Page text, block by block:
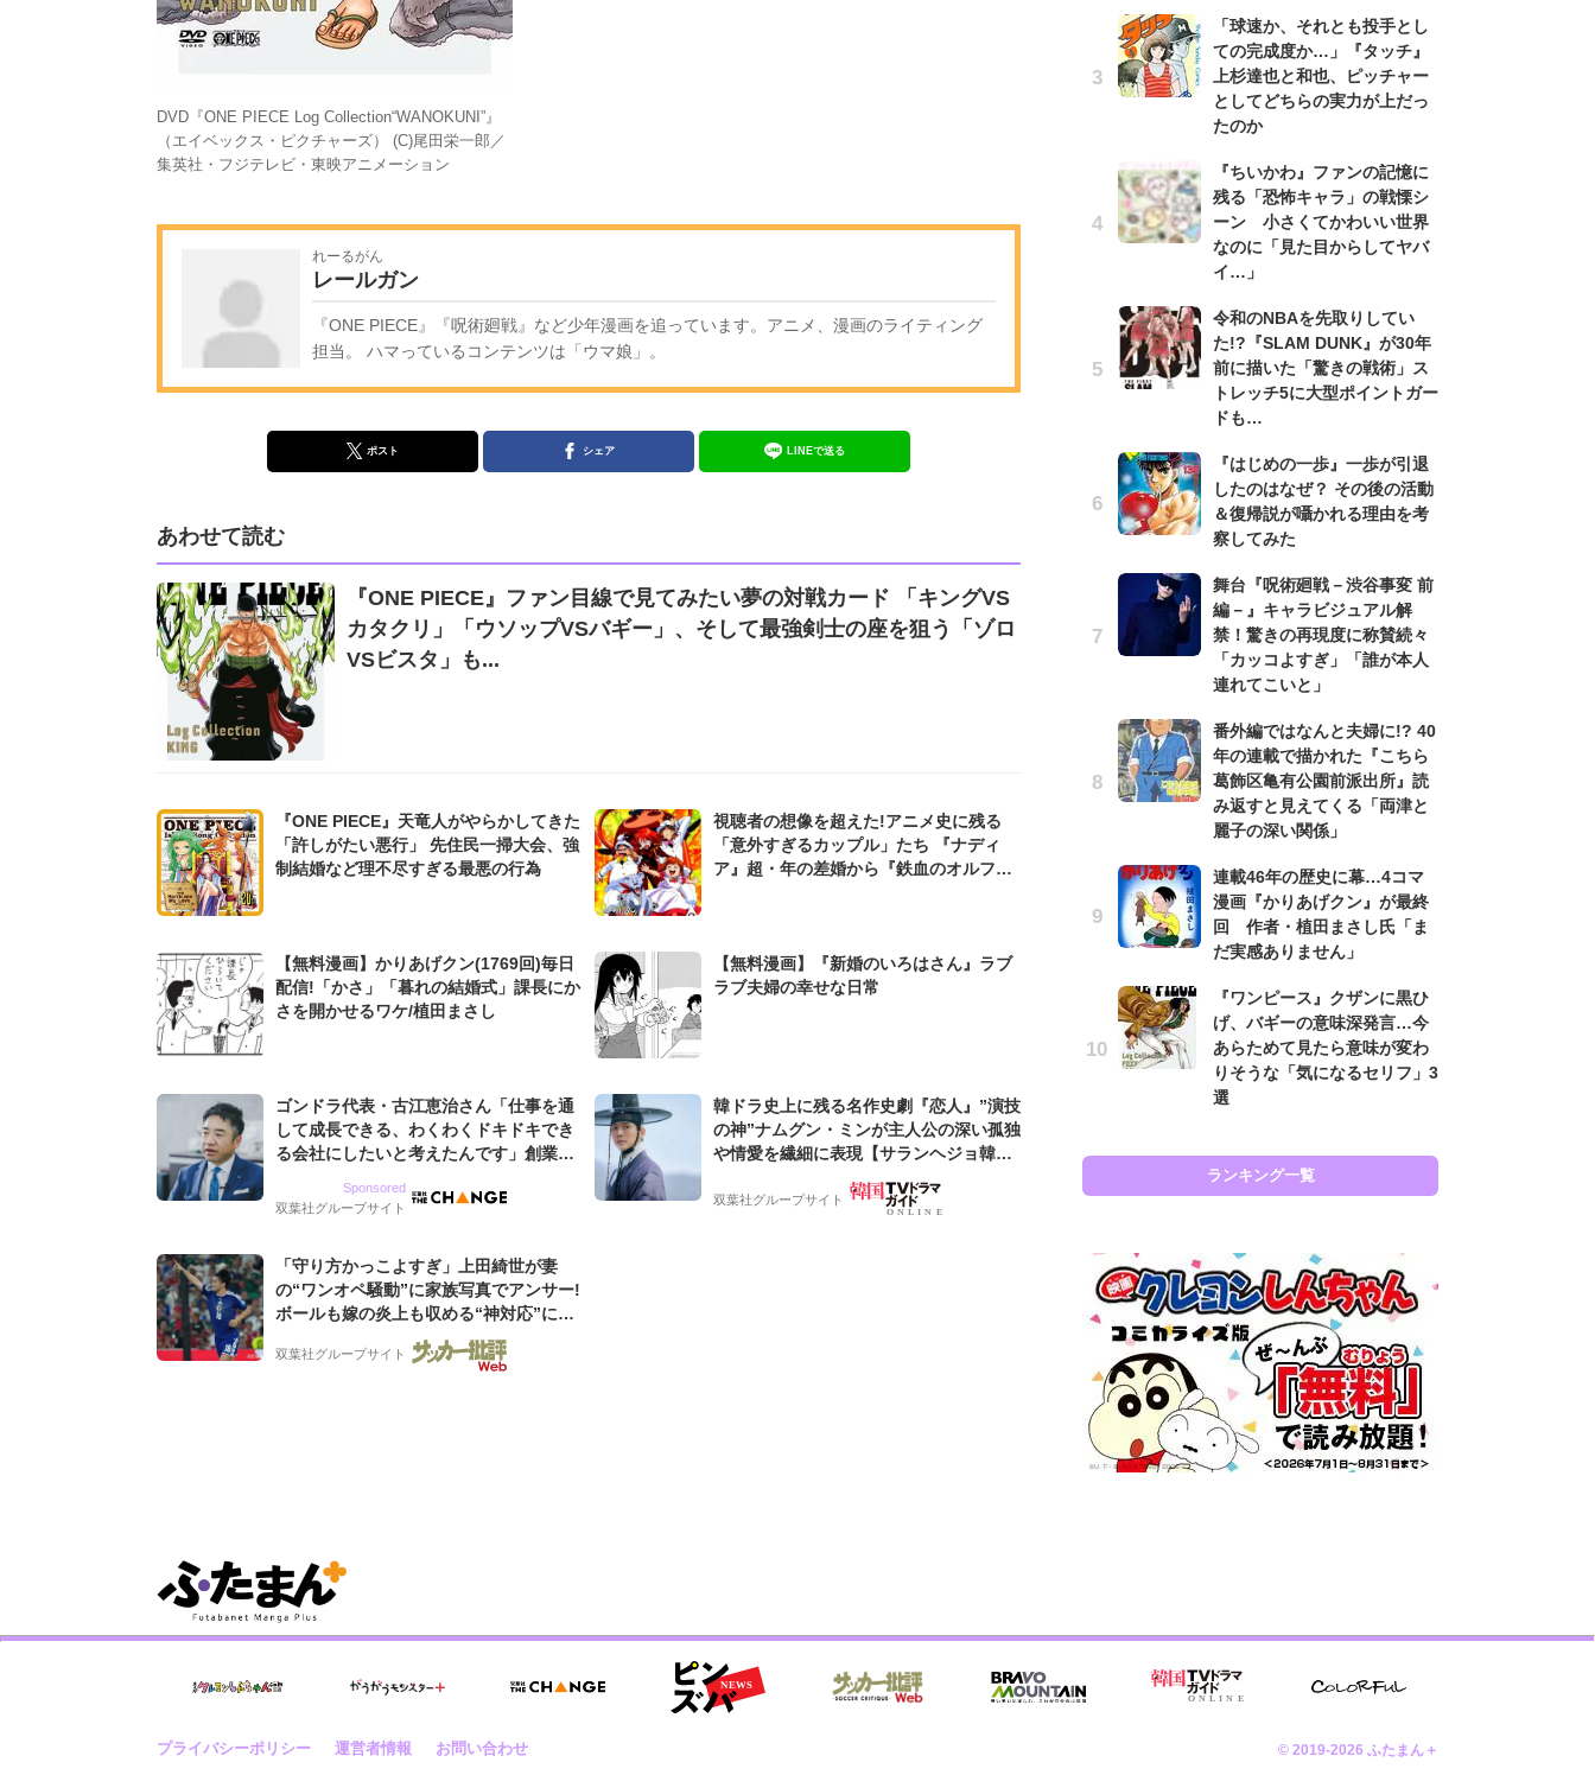
DVD『ONE PIECE Log Collection“WANOKUNI”』
（エイベックス・ピクチャーズ） (C)尾田栄一郎／
集英社・フジテレビ・東映アニメーション
れーるがん
レールガン
『ONE PIECE』『呪術廻戦』など少年漫画を追っています。アニメ、漫画のライティング
担当。 ハマっているコンテンツは「ウマ娘」。
ポスト シェア LINEで送る
あわせて読む
『ONE PIECE』ファン目線で見てみたい夢の対戦カード 「キングVS
カタクリ」「ウソップVSバギー」、そして最強剣士の座を狙う「ゾロ
VSビスタ」も...
『ONE PIECE』天竜人がやらかしてきた
「許しがたい悪行」 先住民一掃大会、強
制結婚など理不尽すぎる最悪の行為
視聴者の想像を超えた!アニメ史に残る
「意外すぎるカップル」たち 『ナディ
ア』超・年の差婚から『鉄血のオルフェ
【無料漫画】かりあげクン(1769回)毎日
配信!「かさ」「暮れの結婚式」課長にか
さを開かせるワケ/植田まさし
【無料漫画】『新婚のいろはさん』ラブ
ラブ夫婦の幸せな日常
ゴンドラ代表・古江恵治さん「仕事を通
して成長できる、わくわくドキドキでき
る会社にしたいと考えたんです」創業来
グ会社のアイデンティティ
Sponsored
双葉社グループサイト
韓ドラ史上に残る名作史劇『恋人』”演技
の神”ナムグン・ミンが主人公の深い孤独
や情愛を繊細に表現【サランヘジョ韓ド
双葉社グループサイト
「守り方かっこよすぎ」上田綺世が妻
の“ワンオペ騒動”に家族写真でアンサー!
ボールも嫁の炎上も収める“神対応”に新
婚の板倉、久保、長友夫妻も続々エール!
双葉社グループサイト
「球速か、それとも投手とし
ての完成度か…」『タッチ』
上杉達也と和也、ピッチャー
としてどちらの実力が上だっ
たのか
『ちいかわ』ファンの記憶に
残る「恐怖キャラ」の戦慄シ
ーン 小さくてかわいい世界
なのに「見た目からしてヤバ
イ…」
令和のNBAを先取りしてい
た!?『SLAM DUNK』が30年
前に描いた「驚きの戦術」ス
トレッチ5に大型ポイントガー
ドも…
『はじめの一歩』一歩が引退
したのはなぜ？ その後の活動
＆復帰説が囁かれる理由を考
察してみた
舞台『呪術廻戦－渋谷事変 前
編－』キャラビジュアル解
禁！驚きの再現度に称賛続々
「カッコよすぎ」「誰が本人
連れてこいと」
番外編ではなんと夫婦に!? 40
年の連載で描かれた『こちら
葛飾区亀有公園前派出所』読
み返すと見えてくる「両津と
麗子の深い関係」
連載46年の歴史に幕…4コマ
漫画『かりあげクン』が最終
回 作者・植田まさし氏「ま
だ実感ありません」
『ワンピース』クザンに黒ひ
げ、バギーの意味深発言…今
あらためて見たら意味が変わ
りそうな「気になるセリフ」3
選
ランキング一覧
プライバシーポリシー 運営者情報 お問い合わせ © 2019-2026 ふたまん＋